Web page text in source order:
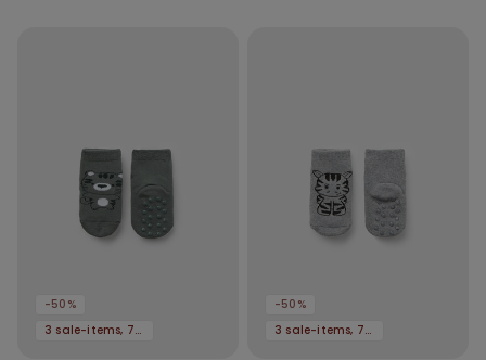
-50%
3 sale-items, 70% korting
-50%
3 sale-items, 70% korting